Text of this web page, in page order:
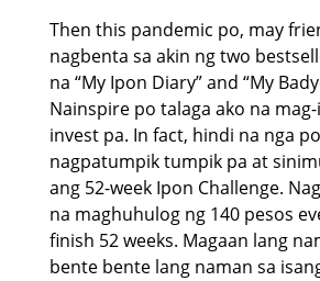
Then this pandemic po, may
nagbenta sa akin ng two
na “My Ipon Diary” and “My
Nainspire po talaga ako na
invest pa. In fact, hindi na nga
nagpatumpik tumpik pa at
ang 52-week Ipon Challenge.
na maghuhulog ng 140 pesos
finish 52 weeks. Magaan lang
bente bente lang naman sa